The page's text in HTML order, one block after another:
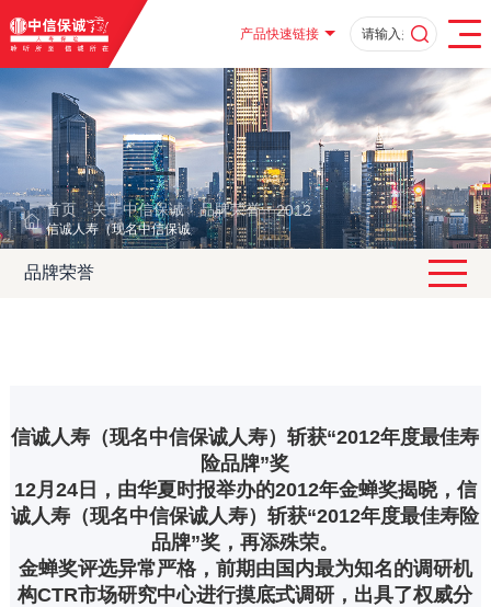
产品快速链接
首页 · 关于中信保诚 · 品牌荣誉 · 2012 ·
信诚人寿（现名中信保诚人寿）斩获“2012年度最佳寿险品牌”奖
品牌荣誉
信诚人寿（现名中信保诚人寿）斩获“2012年度最佳寿
险品牌”奖
12月24日，由华夏时报举办的2012年金蝉奖揭晓，信
诚人寿（现名中信保诚人寿）斩获“2012年度最佳寿险
品牌”奖，再添殊荣。
金蝉奖评选异常严格，前期由国内最为知名的调研机
构CTR市场研究中心进行摸底式调研，出具了权威分